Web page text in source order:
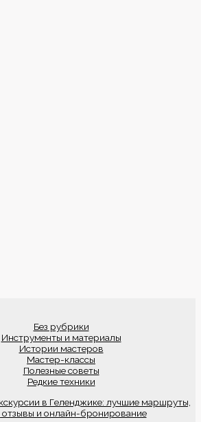
Без рубрики
Инструменты и материалы
Истории мастеров
Мастер-классы
Полезные советы
Редкие техники
в Геленджике: лучшие маршруты,
отзывы и онлайн-бронирование